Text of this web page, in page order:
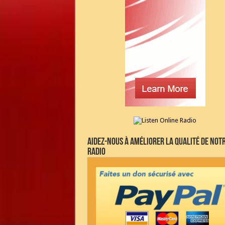
Aidez-nous à améliorer la qualité de
radio